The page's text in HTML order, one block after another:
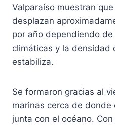
Valparaíso muestran
desplazan
por año dependiendo
climáticas y la densidad
estabiliza.
Se formaron gracias al
marinas cerca de donde
junta con el océano.